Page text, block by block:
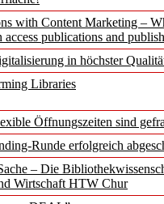
with Content Marketing –
publications and
in höchster
Libraries
Öffnungszeiten sind
Runde erfolgreich
– Die
Wirtschaft HTW Chur
Neugier
voller KI"
die OCLC
der